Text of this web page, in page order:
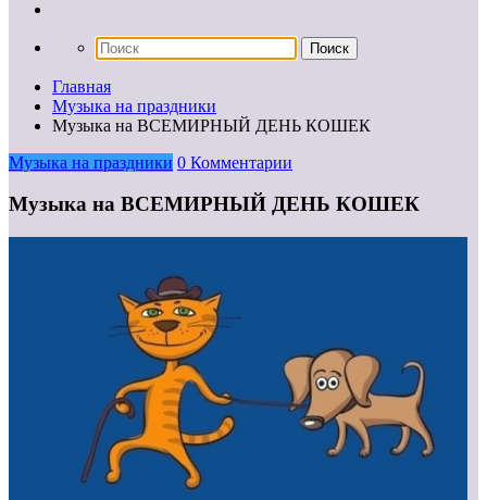
Главная
Музыка на праздники
Музыка на ВСЕМИРНЫЙ ДЕНЬ КОШЕК
Музыка на праздники 0 Комментарии
Музыка на ВСЕМИРНЫЙ ДЕНЬ КОШЕК